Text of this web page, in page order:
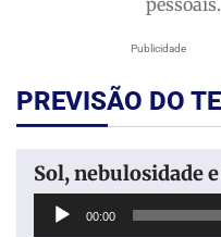
Publicidade
PREVISÃO DO
Sol, nebulosidade
Tocador
00:00